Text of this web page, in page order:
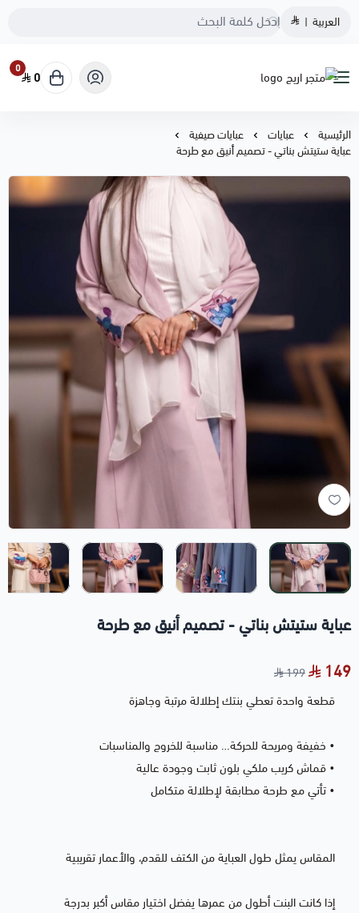
العربية |
متجر اريج
0
0
الرئيسية عبايات
عبايات صيفية
عباية ستيتش بناتي - تصميم أنيق مع طرحة
عباية ستيتش بناتي - تصميم أنيق مع طرحة
149
199
قطعة واحدة تعطي بنتك إطلالة مرتبة وجاهزة
• خفيفة ومريحة للحركة… مناسبة للخروج والمناسبات
• قماش كريب ملكي بلون ثابت وجودة عالية
• تأتي مع طرحة مطابقة لإطلالة متكامل
المقاس يمثل طول العباية من الكتف للقدم، والأعمار تقريبية
إذا كانت البنت أطول من عمرها يفضل اختيار مقاس أكبر بدرجة